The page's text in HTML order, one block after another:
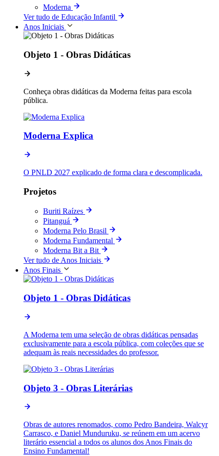
Moderna
Ver tudo de Educação Infantil
Anos Iniciais
Objeto 1 - Obras Didáticas
Conheça obras didáticas da Moderna feitas para escola
pública.
Moderna Explica
O PNLD 2027 explicado de forma clara e descomplicada.
Projetos
Buriti Raízes
Pitanguá
Moderna Pelo Brasil
Moderna Fundamental
Moderna Bit a Bit
Ver tudo de Anos Iniciais
Anos Finais
Objeto 1 - Obras Didáticas
A Moderna tem uma seleção de obras didáticas pensadas
exclusivamente para a escola pública, com coleções que se
adequam às reais necessidades do professor.
Objeto 3 - Obras Literárias
Obras de autores renomados, como Pedro Bandeira, Walcyr
Carrasco, e Daniel Munduruku, se reúnem em um acervo
literário essencial a todos os alunos dos Anos Finais do
Ensino Fundamental!